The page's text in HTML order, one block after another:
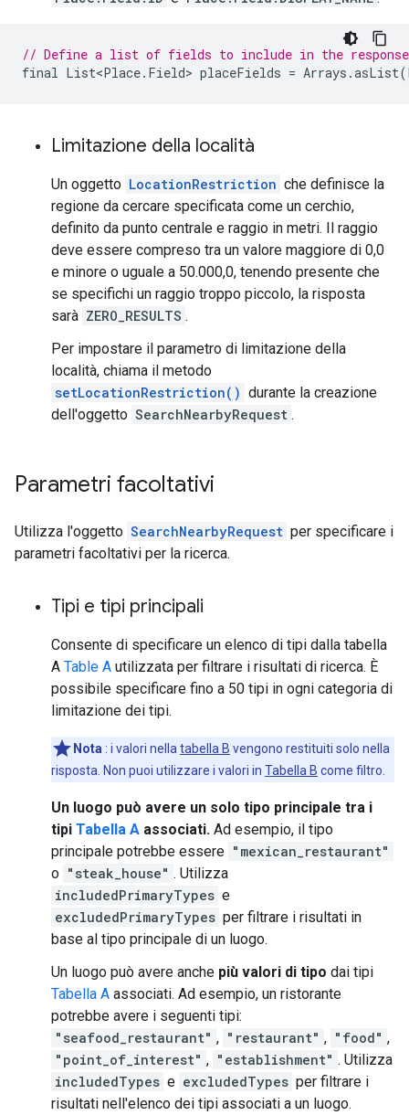
// Define a list of fields to include in the response
final List<Place. Field> placeFields = Arrays .asList(
Limitazione della località
Un oggetto LocationRestriction che definisce la
regione da cercare specificata come un cerchio,
definito da punto centrale e raggio in metri. Il raggio
deve essere compreso tra un valore maggiore di 0,0
e minore o uguale a 50.000,0, tenendo presente che
se specifichi un raggio troppo piccolo, la risposta
sarà ZERO_RESULTS .
Per impostare il parametro di limitazione della
località, chiama il metodo
setLocationRestriction() durante la creazione
dell'oggetto SearchNearbyRequest .
Parametri facoltativi
Utilizza l'oggetto SearchNearbyRequest per specificare i
parametri facoltativi per la ricerca.
Tipi e tipi principali
Consente di specificare un elenco di tipi dalla tabella
A Table A utilizzata per filtrare i risultati di ricerca. È
possibile specificare fino a 50 tipi in ogni categoria di
limitazione dei tipi.
Nota : i valori nella tabella B vengono restituiti solo nella
risposta. Non puoi utilizzare i valori in Tabella B come filtro.
Un luogo può avere un solo tipo principale tra i
tipi Tabella A associati. Ad esempio, il tipo
principale potrebbe essere "mexican_restaurant"
o "steak_house" . Utilizza
includedPrimaryTypes e
excludedPrimaryTypes per filtrare i risultati in
base al tipo principale di un luogo.
Un luogo può avere anche più valori di tipo dai tipi
Tabella A associati. Ad esempio, un ristorante
potrebbe avere i seguenti tipi:
"seafood_restaurant" , "restaurant" , "food" ,
"point_of_interest" , "establishment" . Utilizza
includedTypes e excludedTypes per filtrare i
risultati nell'elenco dei tipi associati a un luogo.